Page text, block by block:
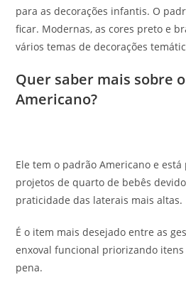
para as decorações infantis. O
ficar. Modernas, as cores preto e
vários temas de decorações
Quer saber mais sobre
Americano?
Ele tem o padrão Americano e
projetos de quarto de bebês
praticidade das laterais mais altas.
É o item mais desejado entre as
enxoval funcional priorizando
pena.